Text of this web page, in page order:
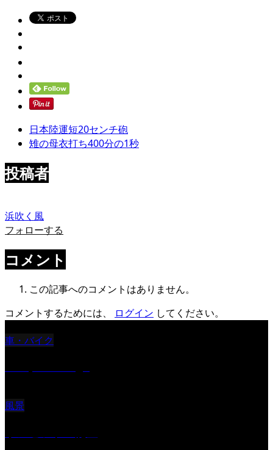
日本陸運短20センチ砲
雉の母衣打ち400分の1秒
投稿者
浜吹く風
フォローする
コメント
この記事へのコメントはありません。
コメントするためには、
ログイン してください。
車・バイク
風景